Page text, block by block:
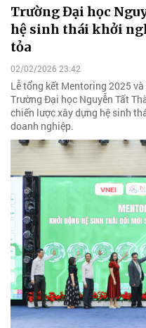
Trường Đại học
hệ sinh thái khởi
tỏa
02/02/2026 23:42
Lễ tổng kết Mentoring 2025
Trường Đại học Nguyễn Tất
chiến lược xây dựng hệ sinh
doanh nghiệp.